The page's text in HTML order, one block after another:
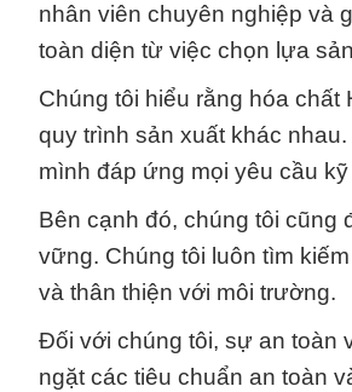
nhân viên chuyên nghiệp và
toàn diện từ việc chọn lựa
Chúng tôi hiểu rằng hóa chất
quy trình sản xuất khác
mình đáp ứng mọi yêu cầu
Bên cạnh đó, chúng tôi cũng
vững. Chúng tôi luôn tìm
và thân thiện với môi trường.
Đối với chúng tôi, sự an toàn
ngặt các tiêu chuẩn an toàn